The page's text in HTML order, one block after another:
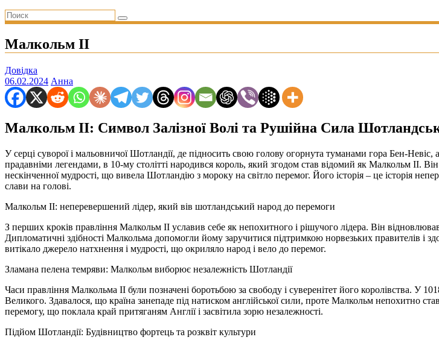
Малкольм II
Довідка
06.02.2024 Анна
Малкольм II: Символ Залізної Волі та Рушійна Сила
У серці суворої і мальовничої Шотландії, де підносить свою голову огорнута туманами гора Бен-
прадавніми легендами, в 10-му столітті народився король, який згодом став відомий як Малкольм II.
нескінченної мудрості, що вивела Шотландію з мороку на світло перемог. Його історія – це історія
слави на голові.
Малкольм II: неперевершений лідер, який вів шотландський народ до перемоги
З перших кроків правління Малкольм II уславив себе як непохитного і рішучого лідера. Він
Дипломатичні здібності Малкольма допомогли йому заручитися підтримкою норвезьких правителів і
витікало джерело натхнення і мудрості, що окриляло народ і вело до перемог.
Зламана пелена темряви: Малкольм виборює незалежність Шотландії
Часи правління Малкольма II були позначені боротьбою за свободу і суверенітет його королівства. У
Великого. Здавалося, що країна занепаде під натиском англійської сили, проте Малкольм непохитно
перемогу, що поклала край притяганям Англії і засвітила зорю незалежності.
Підйом Шотландії: Будівництво фортець та розквіт культури